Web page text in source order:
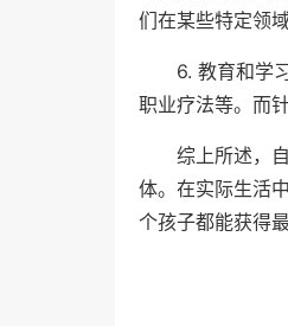
们在某些特定领
6. 教育和学
职业疗法等。而
综上所述，
体。在实际生活
个孩子都能获得